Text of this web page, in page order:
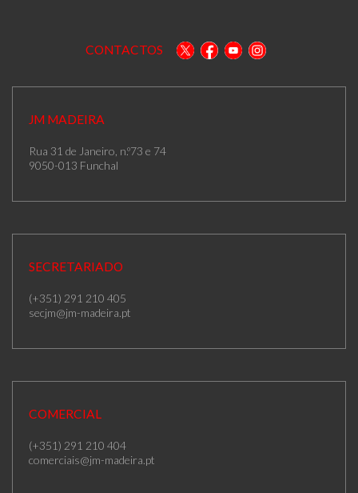
CONTACTOS
JM MADEIRA
Rua 31 de Janeiro, n.º73 e 74
9050-013 Funchal
SECRETARIADO
(+351) 291 210 405
secjm@jm-madeira.pt
COMERCIAL
(+351) 291 210 404
comerciais@jm-madeira.pt